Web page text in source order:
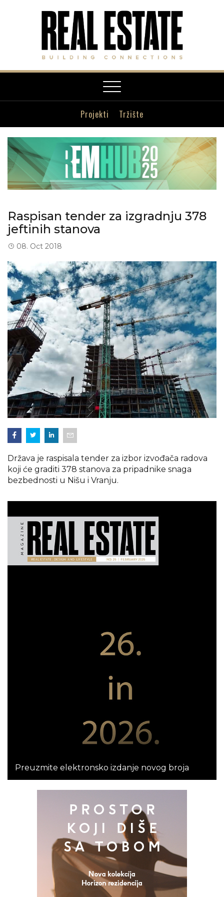
Toggle
navigation
Projekti Tržište
Raspisan tender za izgradnju 378
jeftinih stanova
08. Oct 2018
Država je raspisala tender za izbor izvođača radova
koji će graditi 378 stanova za pripadnike snaga
bezbednosti u Nišu i Vranju.
Preuzmite elektronsko izdanje novog broja